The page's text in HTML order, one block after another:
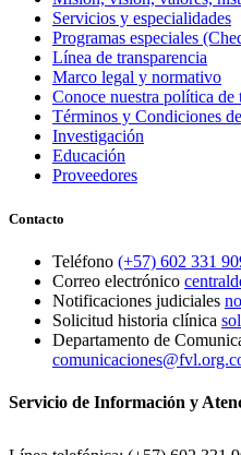
Servicios y especialidades
Programas especiales
Línea de transparencia
Marco legal y normativo
Conoce nuestra política de
Términos y Condiciones
Investigación
Educación
Proveedores
Contacto
Teléfono (+57) 602 331
Correo electrónico
Notificaciones judiciales
Solicitud historia clínica
Departamento de
Servicio de Información y